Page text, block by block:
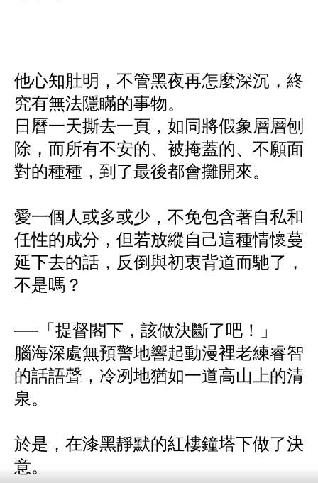
他心知肚明，不管黑夜再怎麼深沉，終
究有無法隱瞞的事物。
日曆一天撕去一頁，如同將假象層層刨
除，而所有不安的、被掩蓋的、不願面
對的種種，到了最後都會攤開來。
愛一個人或多或少，不免包含著自私和
任性的成分，但若放縱自己這種情懷蔓
延下去的話，反倒與初衷背道而馳了，
不是嗎？
──「提督閣下，該做決斷了吧！」
腦海深處無預警地響起動漫裡老練睿智
的話語聲，冷冽地猶如一道高山上的清
泉。
於是，在漆黑靜默的紅樓鐘塔下做了決
意。